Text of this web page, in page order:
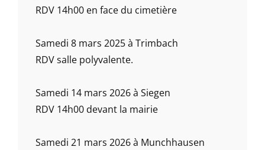
RDV 14h00 en face du cimetière
Samedi 8 mars 2025 à Trimbach
RDV salle polyvalente.
Samedi 14 mars 2026 à Siegen
RDV 14h00 devant la mairie
Samedi 21 mars 2026 à Munchhausen